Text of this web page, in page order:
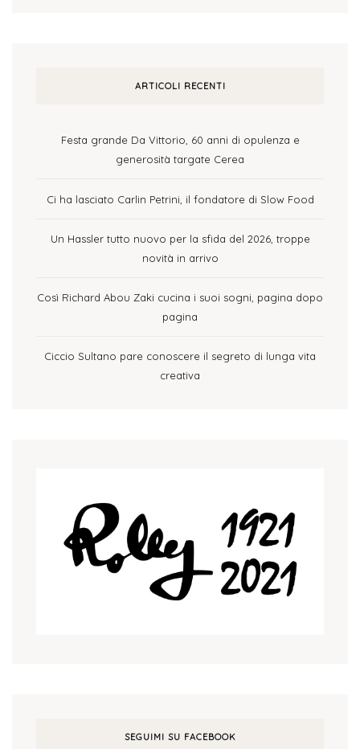
ARTICOLI RECENTI
Festa grande Da Vittorio, 60 anni di opulenza e
generosità targate Cerea
Ci ha lasciato Carlin Petrini, il fondatore di Slow Food
Un Hassler tutto nuovo per la sfida del 2026, troppe
novità in arrivo
Così Richard Abou Zaki cucina i suoi sogni, pagina dopo
pagina
Ciccio Sultano pare conoscere il segreto di lunga vita
creativa
SEGUIMI SU FACEBOOK